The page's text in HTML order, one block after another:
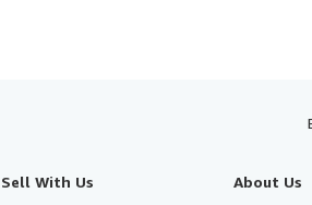
Sell With Us About Us